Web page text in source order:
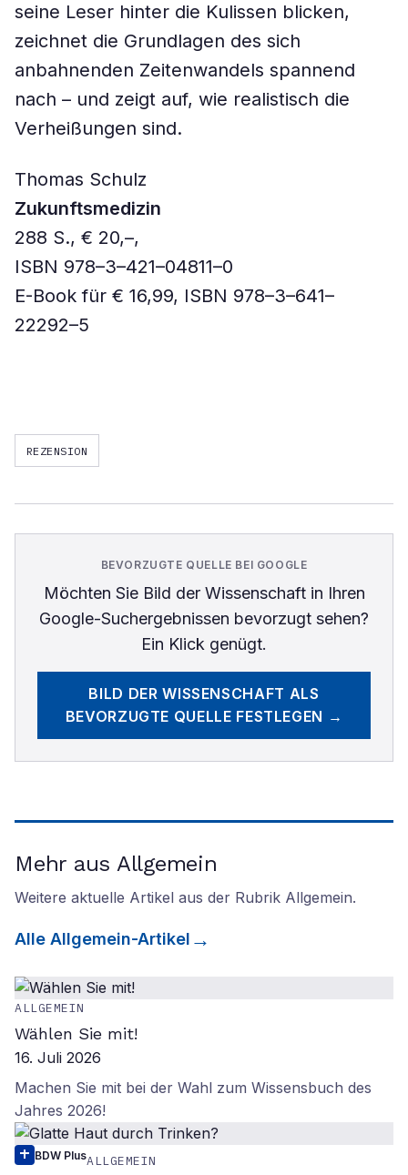
seine Leser hinter die Kulissen blicken,
zeichnet die Grundlagen des sich
anbahnenden Zeitenwandels spannend
nach – und zeigt auf, wie realistisch die
Verheißungen sind.
Thomas Schulz
Zukunftsmedizin
288 S., € 20,–,
ISBN 978–3–421–04811–0
E-Book für € 16,99, ISBN 978–3–641–
22292–5
REZENSION
BEVORZUGTE QUELLE BEI GOOGLE
Möchten Sie Bild der Wissenschaftin Ihren
Google-Suchergebnissen bevorzugt sehen?
Ein Klick genügt.
BILD DER WISSENSCHAFT ALS
BEVORZUGTE QUELLE FESTLEGEN →
Mehr aus Allgemein
Weitere aktuelle Artikel aus der Rubrik Allgemein.
Alle Allgemein-Artikel
ALLGEMEIN
Wählen Sie mit!
16. Juli 2026
Machen Sie mit bei der Wahl zum Wissensbuch des
Jahres 2026!
BDW PlusALLGEMEIN